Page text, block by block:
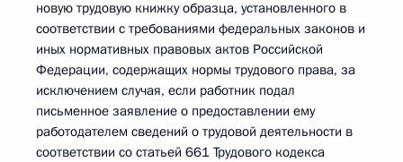
новую трудовую книжку образца, установленного в
соответствии с требованиями федеральных законов и
иных нормативных правовых актов Российской
Федерации, содержащих нормы трудового права, за
исключением случая, если работник подал
письменное заявление о предоставлении ему
работодателем сведений о трудовой деятельности в
соответствии со статьей 661 Трудового кодекса